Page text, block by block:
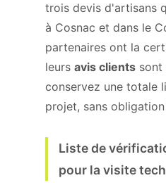
trois devis d'artisans
à Cosnac et dans le
partenaires ont la
leurs avis clients sont
conservez une totale
projet, sans
Liste de
pour la visite